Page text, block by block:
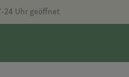
24 Uhr geöffnet